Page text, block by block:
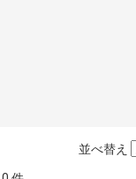
並べ替え